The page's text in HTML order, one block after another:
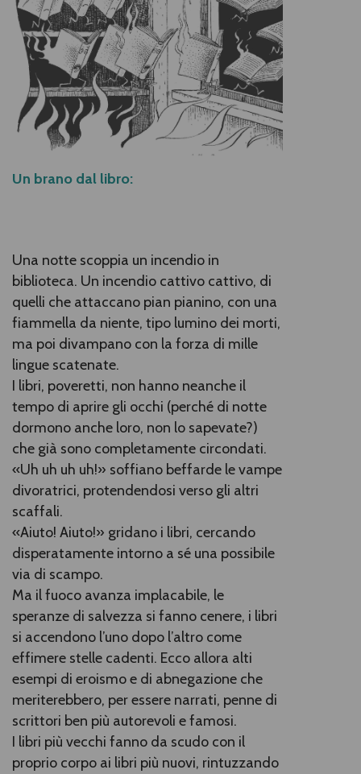
Un brano dal libro:
Una notte scoppia un incendio in
biblioteca. Un incendio cattivo cattivo, di
quelli che attaccano pian pianino, con una
fiammella da niente, tipo lumino dei morti,
ma poi divampano con la forza di mille
lingue scatenate.
I libri, poveretti, non hanno neanche il
tempo di aprire gli occhi (perché di notte
dormono anche loro, non lo sapevate?)
che già sono completamente circondati.
«Uh uh uh uh!» soffiano beffarde le vampe
divoratrici, protendendosi verso gli altri
scaffali.
«Aiuto! Aiuto!» gridano i libri, cercando
disperatamente intorno a sé una possibile
via di scampo.
Ma il fuoco avanza implacabile, le
speranze di salvezza si fanno cenere, i libri
si accendono l’uno dopo l’altro come
effimere stelle cadenti. Ecco allora alti
esempi di eroismo e di abnegazione che
meriterebbero, per essere narrati, penne di
scrittori ben più autorevoli e famosi.
I libri più vecchi fanno da scudo con il
proprio corpo ai libri più nuovi, rintuzzando